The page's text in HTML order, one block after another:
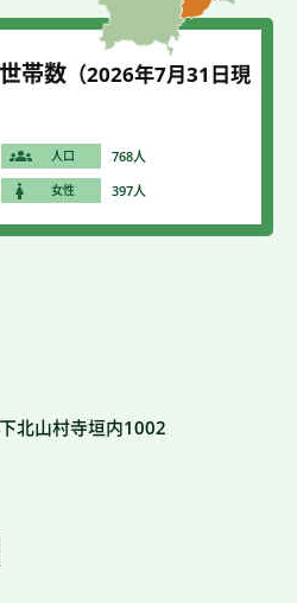
北山村寺垣内1002
帯数 （2026年7月31 日現
人口 768人
女性 397人